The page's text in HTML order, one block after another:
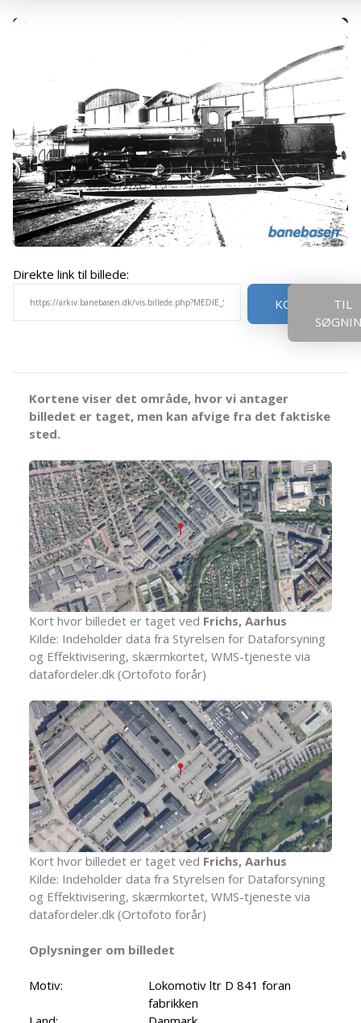
Direkte link til billede:
KOPIER
TIL
Kortene viser det område, hvor vi antager
billedet er taget, men kan afvige fra det faktiske
sted.
Kort hvor billedet er taget ved Frichs, Aarhus
Kilde: Indeholder data fra Styrelsen for Dataforsyning
og Effektivisering, skærmkortet, WMS-tjeneste via
datafordeler.dk (Ortofoto forår)
Kort hvor billedet er taget ved Frichs, Aarhus
Kilde: Indeholder data fra Styrelsen for Dataforsyning
og Effektivisering, skærmkortet, WMS-tjeneste via
datafordeler.dk (Ortofoto forår)
Oplysninger om billedet
Motiv:
Lokomotiv ltr D 841 foran
fabrikken